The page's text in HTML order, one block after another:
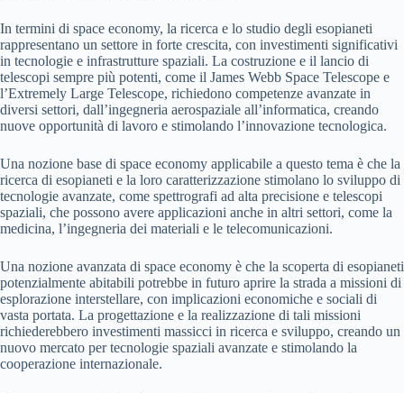
In termini di space economy, la ricerca e lo studio degli esopianeti
rappresentano un settore in forte crescita, con investimenti significativi
in tecnologie e infrastrutture spaziali. La costruzione e il lancio di
telescopi sempre più potenti, come il James Webb Space Telescope e
l’Extremely Large Telescope, richiedono competenze avanzate in
diversi settori, dall’ingegneria aerospaziale all’informatica, creando
nuove opportunità di lavoro e stimolando l’innovazione tecnologica.
Una nozione base di space economy applicabile a questo tema è che la
ricerca di esopianeti e la loro caratterizzazione stimolano lo sviluppo di
tecnologie avanzate, come spettrografi ad alta precisione e telescopi
spaziali, che possono avere applicazioni anche in altri settori, come la
medicina, l’ingegneria dei materiali e le telecomunicazioni.
Una nozione avanzata di space economy è che la scoperta di esopianeti
potenzialmente abitabili potrebbe in futuro aprire la strada a missioni di
esplorazione interstellare, con implicazioni economiche e sociali di
vasta portata. La progettazione e la realizzazione di tali missioni
richiederebbero investimenti massicci in ricerca e sviluppo, creando un
nuovo mercato per tecnologie spaziali avanzate e stimolando la
cooperazione internazionale.